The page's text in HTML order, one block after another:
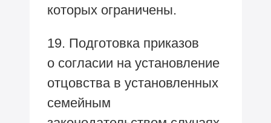
которых ограничены.
19. Подготовка приказов
о согласии на установление
отцовства в установленных
семейным